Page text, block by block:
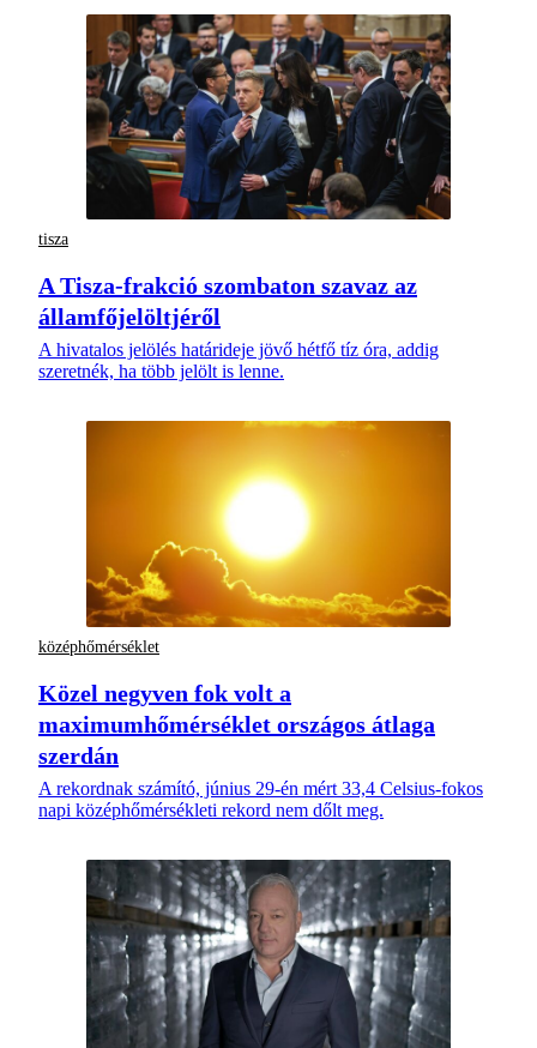
tisza
A Tisza-frakció szombaton szavaz az
államfőjelöltjéről
A hivatalos jelölés határideje jövő hétfő tíz óra, addig
szeretnék, ha több jelölt is lenne.
középhőmérséklet
Közel negyven fok volt a
maximumhőmérséklet országos átlaga
szerdán
A rekordnak számító, június 29-én mért 33,4 Celsius-fokos
napi középhőmérsékleti rekord nem dőlt meg.